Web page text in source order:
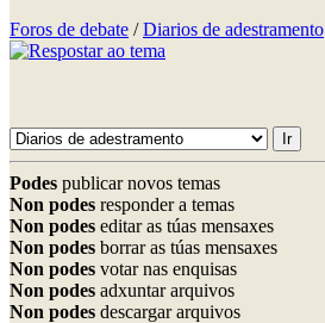
Foros de debate /Diarios de adestramento
Podes publicar novos temas
Non podes responder a temas
Non podes editar as túas mensaxes
Non podes borrar as túas mensaxes
Non podes votar nas enquisas
Non podes adxuntar arquivos
Non podes descargar arquivos